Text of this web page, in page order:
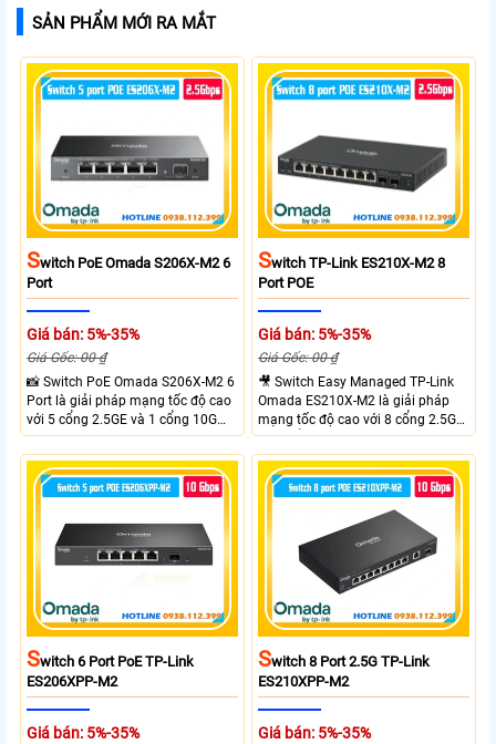
SẢN PHẨM MỚI RA MẮT
SWitch PoE Omada S206X-M2 6
Port
Giá bán: 5%-35%
Giá Gốc: 00 ₫
📸 Switch PoE Omada S206X-M2 6
Port là giải pháp mạng tốc độ cao
với 5 cổng 2.5GE và 1 cổng 10G
SFP+, đáp ứng nhu cầu truyền tải
dữ liệu lớn sở hữu băng thông
chuyển mạch 45Gbps cùng tốc độ
chuyển tiếp 33.48Mpps, mang lại
nghiệp văn phòng và hệ thống
mạng hiện đại.
SWitch TP-Link ES210X-M2 8
Port POE
Giá bán: 5%-35%
Giá Gốc: 00 ₫
🎥 Switch Easy Managed TP-Link
Omada ES210X-M2 là giải pháp
mạng tốc độ cao với 8 cổng 2.5GE
và 2 cổng 10G SFP+ đáp ứng nhu
cầu truyền tải dữ liệu lớn sở hữu
băng thông chuyển mạch 80Gbps
tốc độ chuyển tiếp 59.52Mpps
mang lại kết nối ổn định cho
doanh nghiệp văn phòng và hệ
thống mạng hiện đại.
SWitch 6 Port PoE TP-Link
ES206XPP-M2
Giá bán: 5%-35%
SWitch 8 Port 2.5G TP-Link
ES210XPP-M2
Giá bán: 5%-35%